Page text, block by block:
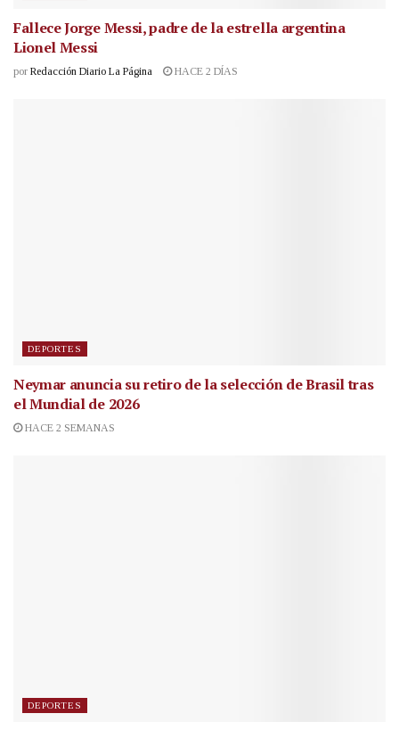
Fallece Jorge Messi, padre de la estrella argentina
Lionel Messi
por Redacción Diario La Página HACE 2 DÍAS
DEPORTES
Neymar anuncia su retiro de la selección de Brasil tras
el Mundial de 2026
HACE 2 SEMANAS
DEPORTES